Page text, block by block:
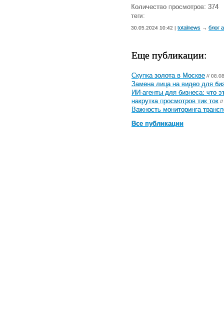
Количество просмотров: 374
теги:
30.05.2024 10:42 | totalnews → блог
Еще публикации:
Скупка золота в Москве //
Замена лица на видео для
ИИ-агенты для бизнеса: что
накрутка просмотров тик ток //
Важность мониторинга
Все публикации